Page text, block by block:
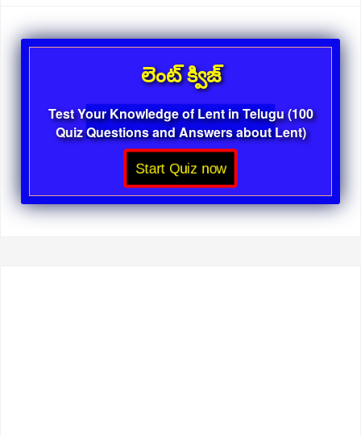
లెంట్ క్విజ్
Test Your Knowledge of Lent in Telugu (100
Quiz Questions and Answers about Lent)
Start Quiz now